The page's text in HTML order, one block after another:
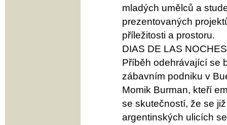
mladých umělců a
prezentovaných
příležitosti a prostoru.
DIAS DE LAS NOCHES
Příběh odehrávající se
zábavním podniku v
Momik Burman, kteří
se skutečností, že se
argentinských ulicích